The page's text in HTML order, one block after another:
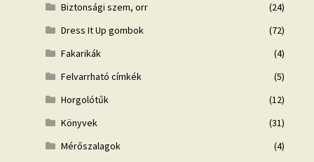
Biztonsági szem, orr
(24)
Dress It Up gombok
(72)
Fakarikák
(4)
Felvarrható címkék
(5)
Horgolótűk
(12)
Könyvek
(31)
Mérőszalagok
(4)